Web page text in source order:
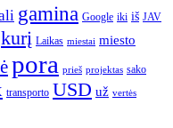
gamina Google iki iš JAV
kurį Laikas miestai miesto
pora prieš projektas sako
transporto USD už vertės